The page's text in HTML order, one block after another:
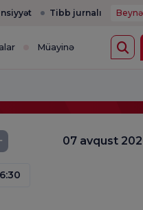
Tibb jurnalı
Müayinə
07 avqust